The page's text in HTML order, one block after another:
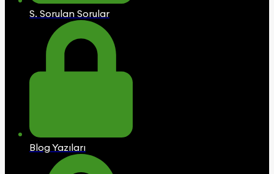
S. Sorulan Sorular
Blog Yazıları